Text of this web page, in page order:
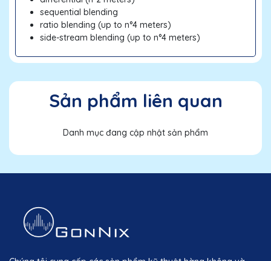
sequential blending
ratio blending (up to n°4 meters)
side-stream blending (up to n°4 meters)
Sản phẩm liên quan
Danh mục đang cập nhật sản phẩm